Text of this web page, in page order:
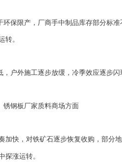
保限产，厂商手中制品库存部分标
转。
户外施工逐步放缓，冷季效应逐步
锈钢板厂家质料商场方面
加快，对铁矿石逐步恢复收购，部分
探涨运转。